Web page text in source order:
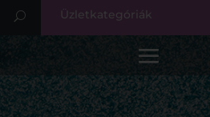
Üzletkategóriák